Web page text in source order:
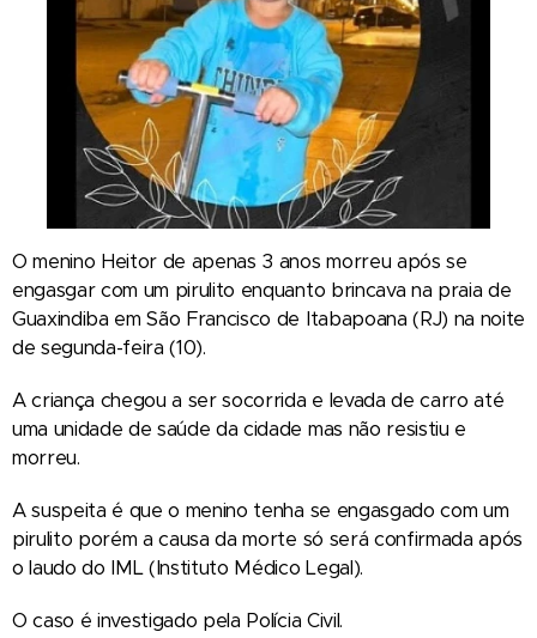
O menino Heitor de apenas 3 anos morreu após se
engasgar com um pirulito enquanto brincava na praia de
Guaxindiba em São Francisco de Itabapoana (RJ) na noite
de segunda-feira (10).
A criança chegou a ser socorrida e levada de carro até
uma unidade de saúde da cidade mas não resistiu e
morreu.
A suspeita é que o menino tenha se engasgado com um
pirulito porém a causa da morte só será confirmada após
o laudo do IML (Instituto Médico Legal).
O caso é investigado pela Polícia Civil.